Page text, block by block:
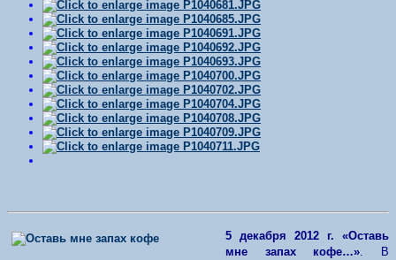
5 декабря 2012 г.
«Оставь
мне запах кофе…». В